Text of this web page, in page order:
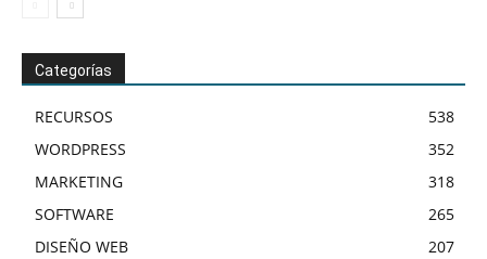
Categorías
RECURSOS
538
WORDPRESS
352
MARKETING
318
SOFTWARE
265
DISEÑO WEB
207